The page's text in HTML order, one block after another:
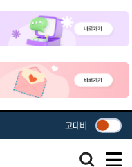
고대비